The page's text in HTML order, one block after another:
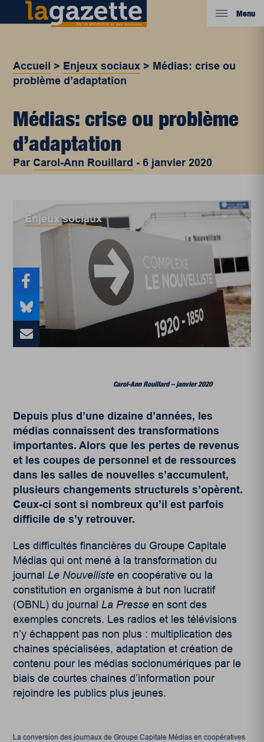
Menu
Accueil > Enjeux sociaux > Médias: crise ou
problème d’adaptation
Médias: crise ou problème
d’adaptation
Par Carol-Ann Rouillard -6 janvier 2020
Enjeux sociaux
Carol-Ann Rouillard – janvier 2020
Depuis plus d’une dizaine d’années, les
médias connaissent des transformations
importantes. Alors que les pertes de revenus
et les coupes de personnel et de ressources
dans les salles de nouvelles s’accumulent,
plusieurs changements structurels s’opèrent.
Ceux-ci sont si nombreux qu’il est parfois
difficile de s’y retrouver.
Les difficultés financières du Groupe Capitale
Médias qui ont mené à la transformation du
journal Le Nouvelliste en coopérative ou la
constitution en organisme à but non lucratif
(OBNL) du journal La Presseen sont des
exemples concrets. Les radios et les télévisions
n’y échappent pas non plus : multiplication des
chaines spécialisées, adaptation et création de
contenu pour les médias socionumériques par le
biais de courtes chaines d’information pour
rejoindre les publics plus jeunes.
La conversion des journaux de Groupe Capitale Médias en coopératives